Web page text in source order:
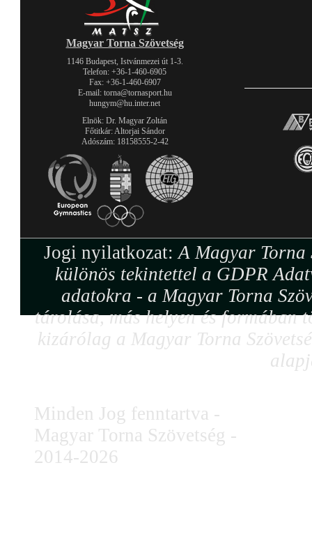
Magyar Torna Szövetség
1146 Budapest, Istvánmezei út 1-3.
Telefon: +36-1-460-6905
Fax: +36-1-460-6907
E-mail: torna@tornasport.hu
hungym@hu.inter.net
Elnök: Dr. Magyar Zoltán
Főtitkár: Altorjai Sándor
Adószám: 18158555-2-42
Jogi nyilatkozat:A Magyar Torna
különös tekintettel a GDPR
adatokra - a Magyar Torna
tárolása, más helyen és formában
kizárólag a Magyar Torna
Minden Jog fenntartva -
Magyar Torna Szövetség -
2014-2026